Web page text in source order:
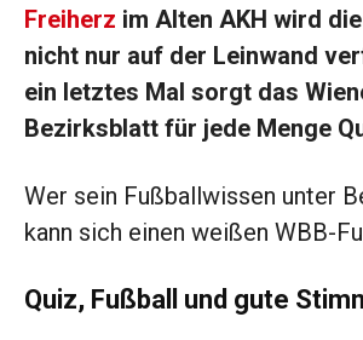
Freiherz im Alten AKH wird
nicht nur auf der Leinwand
ein letztes Mal sorgt das
Bezirksblatt für jede Menge
Wer sein Fußballwissen unter
kann sich einen weißen WBB-
Quiz, Fußball und gute